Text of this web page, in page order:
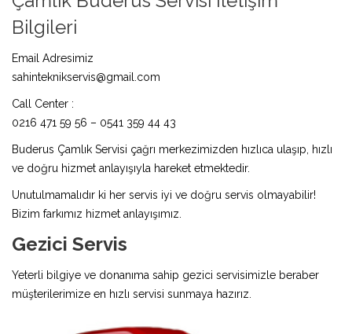
Bilgileri
Email Adresimiz
sahinteknikservis@gmail.com
Call Center :
0216 471 59 56 – 0541 359 44 43
Buderus Çamlık Servisi çağrı merkezimizden hızlıca ulaşıp, hızlı
ve doğru hizmet anlayışıyla hareket etmektedir.
Unutulmamalıdır ki her servis iyi ve doğru servis olmayabilir!
Bizim farkımız hizmet anlayışımız.
Gezici Servis
Yeterli bilgiye ve donanıma sahip gezici servisimizle beraber
müşterilerimize en hızlı servisi sunmaya hazırız.